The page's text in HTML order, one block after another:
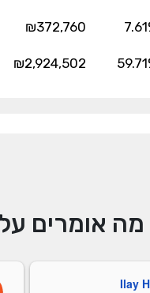
₪372,760
₪2,924,502
מה אומרים
Ilay